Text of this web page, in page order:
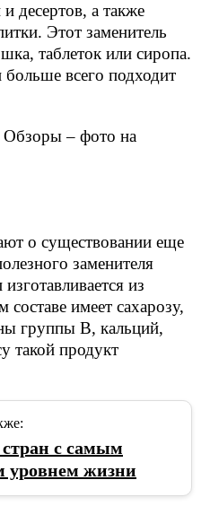
десертов, а также
Этот заменитель
таблеток или сиропа.
всего подходит
о существовании еще
заменителя
из
составе имеет сахарозу,
группы В, кальций,
такой продукт
с самым
уровнем жизни